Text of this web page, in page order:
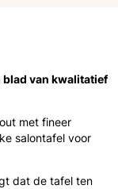
blad van kwalitatief
met fineer
salontafel voor
dat de tafel ten